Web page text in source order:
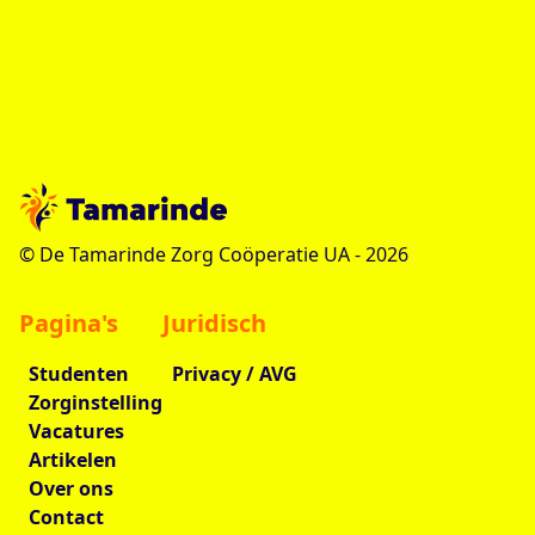
© De Tamarinde Zorg Coöperatie UA -2026
Pagina's
Studenten
Zorginstelling
Vacatures
Artikelen
Over ons
Contact
Juridisch
Privacy / AVG